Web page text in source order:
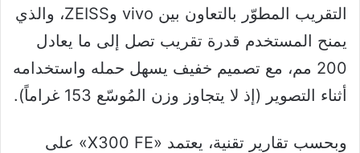
التقريب المطوّر بالتعاون بين vivo وZEISS، والذي
يمنح المستخدم قدرة تقريب تصل إلى ما يعادل
200 مم، مع تصميم خفيف يسهل حمله واستخدامه
أثناء التصوير (إذ لا يتجاوز وزن المُوسّع 153 غراماً).
وبحسب تقارير تقنية، يعتمد «X300 FE» على